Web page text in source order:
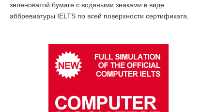
зеленоватой бумаге с водяными знаками в виде
аббревиатуры IELTS по всей поверхности сертификата.